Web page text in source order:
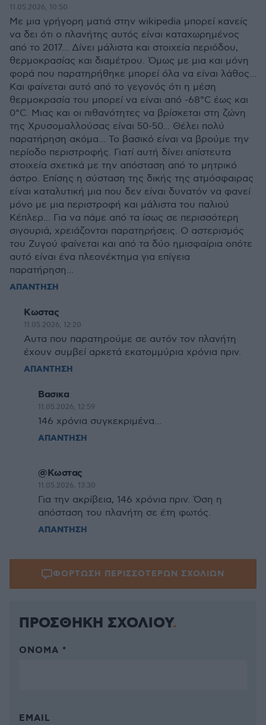
11.05.2026, 10:50
Με μια γρήγορη ματιά στην wikipedia μπορεί κανείς
να δει ότι ο πλανήτης αυτός είναι καταχωρημένος
από το 2017... Δίνει μάλιστα και στοιχεία περιόδου,
θερμοκρασίας και διαμέτρου. Όμως με μια και μόνη
φορά που παρατηρήθηκε μπορεί όλα να είναι λάθος...
Και φαίνεται αυτό από το γεγονός ότι η μέση
θερμοκρασία του μπορεί να είναι από -68°C έως και
0°C. Μιας και οι πιθανότητες να βρίσκεται στη ζώνη
της Χρυσομαλλούσας είναι 50-50... Θέλει πολύ
παρατήρηση ακόμα... Το βασικό είναι να βρούμε την
περίοδο περιστροφής. Γιατί αυτή δίνει απίστευτα
στοιχεία σχετικά με την απόσταση από το μητρικό
άστρο. Επίσης η σύσταση της δικής της ατμόσφαιρας
είναι καταλυτική μια που δεν είναι δυνατόν να φανεί
μόνο με μια περιστροφή και μάλιστα του παλιού
Κέπλερ... Για να πάμε από τα ίσως σε περισσότερη
σιγουριά, χρειάζονται παρατηρήσεις. Ο αστερισμός
του Ζυγού φαίνεται και από τα δύο ημισφαίρια οπότε
αυτό είναι ένα πλεονέκτημα για επίγεια
παρατήρηση...
ΑΠΑΝΤΗΣΗ
Κωστας
11.05.2026, 12:20
Αυτα που παρατηρούμε σε αυτόν τον πλανήτη
έχουν συμβεί αρκετά εκατομμύρια χρόνια πριν.
ΑΠΑΝΤΗΣΗ
Βασικα
11.05.2026, 12:59
146 χρόνια συγκεκριμένα...
ΑΠΑΝΤΗΣΗ
@Κωστας
11.05.2026, 13:30
Για την ακρίβεια, 146 χρόνια πριν. Όση η
απόσταση του πλανήτη σε έτη φωτός.
ΑΠΑΝΤΗΣΗ
ΦΟΡΤΩΣΗ ΠΕΡΙΣΣΟΤΕΡΩΝ ΣΧΟΛΙΩΝ
ΠΡΟΣΘΗΚΗ ΣΧΟΛΙΟΥ
ΌΝΟΜΑ *
EMAIL